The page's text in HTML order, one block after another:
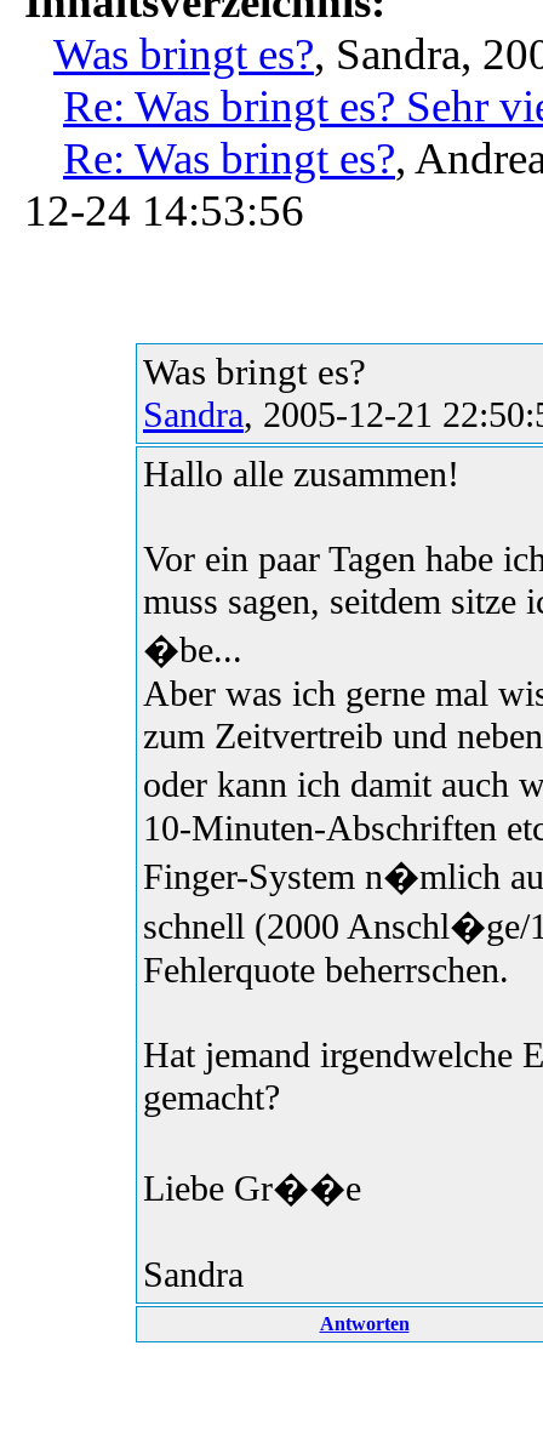
Was bringt es?, Sandra,
Re: Was bringt es? Sehr
Re: Was bringt es?,
12-24 14:53:56
Was bringt es?
Sandra, 2005-12-21
Hallo alle zusammen!
Vor ein paar Tagen habe
muss sagen, seitdem sitze
�be...
Aber was ich gerne mal
zum Zeitvertreib und
oder kann ich damit
10-Minuten-Abschriften
Finger-System n�mlich
schnell (2000 Anschl�ge/
Fehlerquote beherrschen.
Hat jemand irgendwelche
gemacht?
Liebe Gr��e
Sandra
Antworten